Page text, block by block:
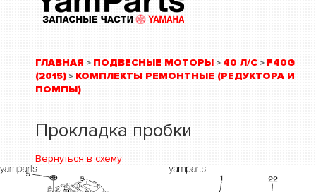
ГЛАВНАЯ > ПОДВЕСНЫЕ МОТОРЫ > 40 Л/С > F40G
(2015) > КОМПЛЕКТЫ РЕМОНТНЫЕ (РЕДУКТОРА И
ПОМПЫ)
Прокладка пробки
Вернуться в схему